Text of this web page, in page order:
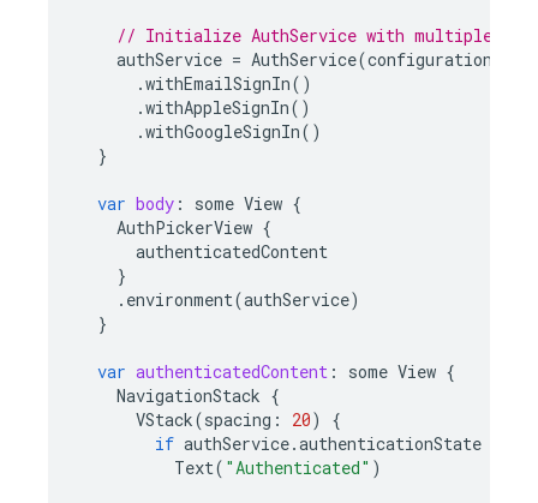
// Initialize AuthService with multiple
authService = AuthService(configuration
.withEmailSignIn()
.withAppleSignIn()
.withGoogleSignIn()
}
var body : some View {
AuthPickerView {
authenticatedContent
}
. environment(authService)
}
var authenticatedContent : some View {
NavigationStack {
VStack(spacing : 20)
{
if authService.authenticationState
Text( "Authenticated" )